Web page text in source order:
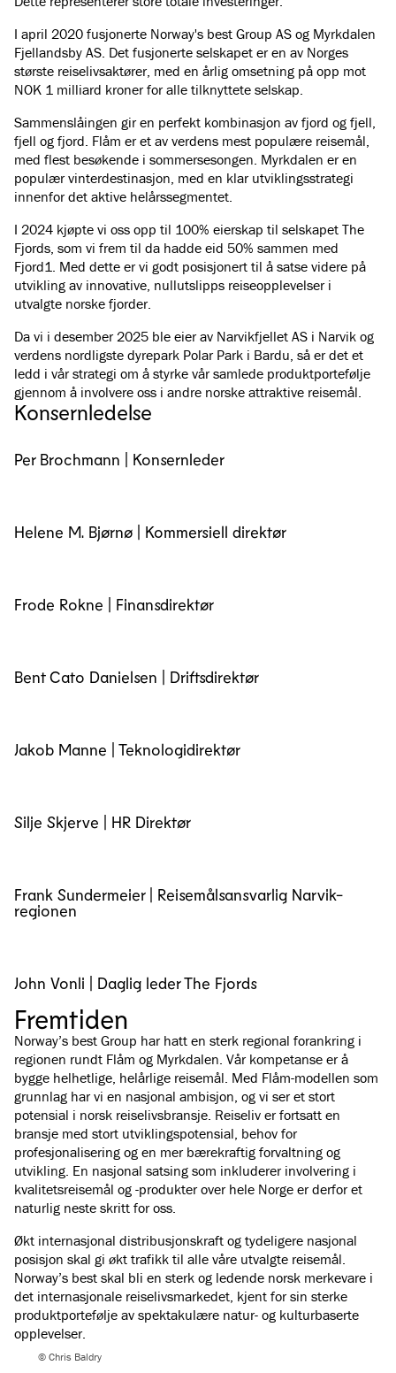
I april 2020 fusjonerte Norway's best Group AS og Myrkdalen
Fjellandsby AS. Det fusjonerte selskapet er en av Norges
største reiselivsaktører, med en årlig omsetning på opp mot
NOK 1 milliard kroner for alle tilknyttete selskap.
Sammenslåingen gir en perfekt kombinasjon av fjord og fjell,
fjell og fjord. Flåm er et av verdens mest populære reisemål,
med flest besøkende i sommersesongen. Myrkdalen er en
populær vinterdestinasjon, med en klar utviklingsstrategi
innenfor det aktive helårssegmentet.
I 2024 kjøpte vi oss opp til 100% eierskap til selskapet The
Fjords, som vi frem til da hadde eid 50% sammen med
Fjord1. Med dette er vi godt posisjonert til å satse videre på
utvikling av innovative, nullutslipps reiseopplevelser i
utvalgte norske fjorder.
Da vi i desember 2025 ble eier av Narvikfjellet AS i Narvik og
verdens nordligste dyrepark Polar Park i Bardu, så er det et
ledd i vår strategi om å styrke vår samlede produktportefølje
gjennom å involvere oss i andre norske attraktive reisemål.
Konsernledelse
Per Brochmann | Konsernleder
Helene M. Bjørnø | Kommersiell direktør
Frode Rokne | Finansdirektør
Bent Cato Danielsen | Driftsdirektør
Jakob Manne | Teknologidirektør
Silje Skjerve | HR Direktør
Frank Sundermeier | Reisemålsansvarlig Narvik-
regionen
John Vonli | Daglig leder The Fjords
Fremtiden
Norway’s best Group har hatt en sterk regional forankring i
regionen rundt Flåm og Myrkdalen. Vår kompetanse er å
bygge helhetlige, helårlige reisemål. Med Flåm-modellen som
grunnlag har vi en nasjonal ambisjon, og vi ser et stort
potensial i norsk reiselivsbransje. Reiseliv er fortsatt en
bransje med stort utviklingspotensial, behov for
profesjonalisering og en mer bærekraftig forvaltning og
utvikling. En nasjonal satsing som inkluderer involvering i
kvalitetsreisemål og -produkter over hele Norge er derfor et
naturlig neste skritt for oss.
Økt internasjonal distribusjonskraft og tydeligere nasjonal
posisjon skal gi økt trafikk til alle våre utvalgte reisemål.
Norway’s best skal bli en sterk og ledende norsk merkevare i
det internasjonale reiselivsmarkedet, kjent for sin sterke
produktportefølje av spektakulære natur- og kulturbaserte
opplevelser.
© Chris Baldry